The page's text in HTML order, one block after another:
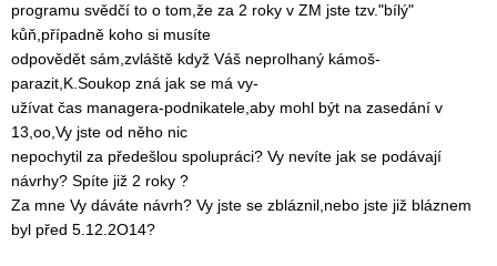
programu svědčí to o tom,že za 2 roky v ZM jste tzv."bílý"
kůň,případně koho si musíte
odpovědět sám,zvláště když Váš neprolhaný kámoš-
parazit,K.Soukop zná jak se má vy-
užívat čas managera-podnikatele,aby mohl být na zasedání v
13,oo,Vy jste od něho nic
nepochytil za předešlou spolupráci? Vy nevíte jak se podávají
návrhy? Spíte již 2 roky ?
Za mne Vy dáváte návrh? Vy jste se zbláznil,nebo jste již bláznem
byl před 5.12.2O14?